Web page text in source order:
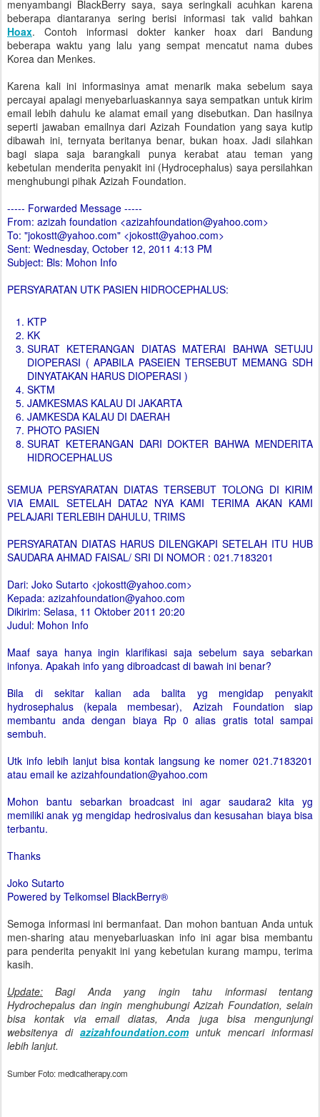
menyambangi BlackBerry saya, saya seringkali acuhkan karena
beberapa diantaranya sering berisi informasi tak valid bahkan
Hoax. Contoh informasi dokter kanker hoax dari Bandung
beberapa waktu yang lalu yang sempat mencatut nama dubes
Korea dan Menkes.
Karena kali ini informasinya amat menarik maka sebelum saya
percayai apalagi menyebarluaskannya saya sempatkan untuk kirim
email lebih dahulu ke alamat email yang disebutkan. Dan hasilnya
seperti jawaban emailnya dari Azizah Foundation yang saya kutip
dibawah ini, ternyata beritanya benar, bukan hoax. Jadi silahkan
bagi siapa saja barangkali punya kerabat atau teman yang
kebetulan menderita penyakit ini (Hydrocephalus) saya persilahkan
menghubungi pihak Azizah Foundation.
----- Forwarded Message -----
From: azizah foundation <azizahfoundation@yahoo.com>
To: "jokostt@yahoo.com" <jokostt@yahoo.com>
Sent: Wednesday, October 12, 2011 4:13 PM
Subject: Bls: Mohon Info
PERSYARATAN UTK PASIEN HIDROCEPHALUS:
KTP
KK
SURAT KETERANGAN DIATAS MATERAI BAHWA SETUJU
DIOPERASI ( APABILA PASEIEN TERSEBUT MEMANG SDH
DINYATAKAN HARUS DIOPERASI )
SKTM
JAMKESMAS KALAU DI JAKARTA
JAMKESDA KALAU DI DAERAH
PHOTO PASIEN
SURAT KETERANGAN DARI DOKTER BAHWA MENDERITA
HIDROCEPHALUS
SEMUA PERSYARATAN DIATAS TERSEBUT TOLONG DI KIRIM
VIA EMAIL SETELAH DATA2 NYA KAMI TERIMA AKAN KAMI
PELAJARI TERLEBIH DAHULU, TRIMS
PERSYARATAN DIATAS HARUS DILENGKAPI SETELAH ITU HUB
SAUDARA AHMAD FAISAL/ SRI DI NOMOR : 021.7183201
Dari: Joko Sutarto <jokostt@yahoo.com>
Kepada: azizahfoundation@yahoo.com
Dikirim: Selasa, 11 Oktober 2011 20:20
Judul: Mohon Info
Maaf saya hanya ingin klarifikasi saja sebelum saya sebarkan
infonya. Apakah info yang dibroadcast di bawah ini benar?
Bila di sekitar kalian ada balita yg mengidap penyakit
hydrosephalus (kepala membesar), Azizah Foundation siap
membantu anda dengan biaya Rp 0 alias gratis total sampai
sembuh.
Utk info lebih lanjut bisa kontak langsung ke nomer 021.7183201
atau email ke azizahfoundation@yahoo.com
Mohon bantu sebarkan broadcast ini agar saudara2 kita yg
memiliki anak yg mengidap hedrosivalus dan kesusahan biaya bisa
terbantu.
Thanks
Joko Sutarto
Powered by Telkomsel BlackBerry®
Semoga informasi ini bermanfaat. Dan mohon bantuan Anda untuk
men-sharing atau menyebarluaskan info ini agar bisa membantu
para penderita penyakit ini yang kebetulan kurang mampu, terima
kasih.
Update: Bagi Anda yang ingin tahu informasi tentang
Hydrochepalus dan ingin menghubungi Azizah Foundation, selain
bisa kontak via email diatas, Anda juga bisa mengunjungi
websitenya di azizahfoundation.comuntuk mencari informasi
lebih lanjut.
Sumber Foto: medicatherapy.com